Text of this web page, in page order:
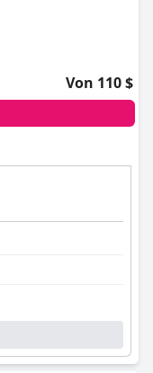
Von 110 $